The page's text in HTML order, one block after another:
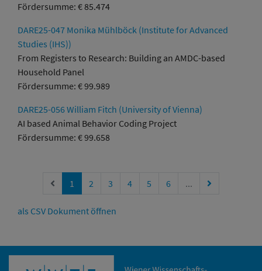
Fördersumme: € 85.474
DARE25-047 Monika Mühlböck (Institute for Advanced
Studies (IHS))
From Registers to Research: Building an AMDC-based
Household Panel
Fördersumme: € 99.989
DARE25-056 William Fitch (University of Vienna)
AI based Animal Behavior Coding Project
Fördersumme: € 99.658
Vorherige Seite
1 2 3 4 5 6 ... Nächste Seite
als CSV Dokument öffnen